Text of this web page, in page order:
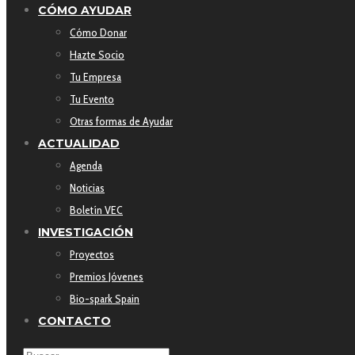
CÓMO AYUDAR
Cómo Donar
Hazte Socio
Tu Empresa
Tu Evento
Otras formas de Ayudar
ACTUALIDAD
Agenda
Noticias
Boletín VEC
INVESTIGACIÓN
Proyectos
Premios Jóvenes
Bio-spark Spain
CONTACTO